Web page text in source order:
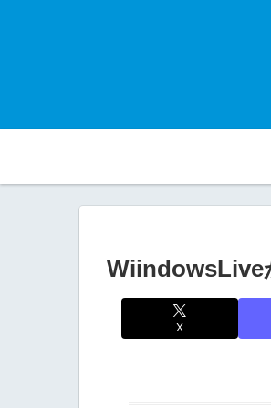
WiindowsLive
X